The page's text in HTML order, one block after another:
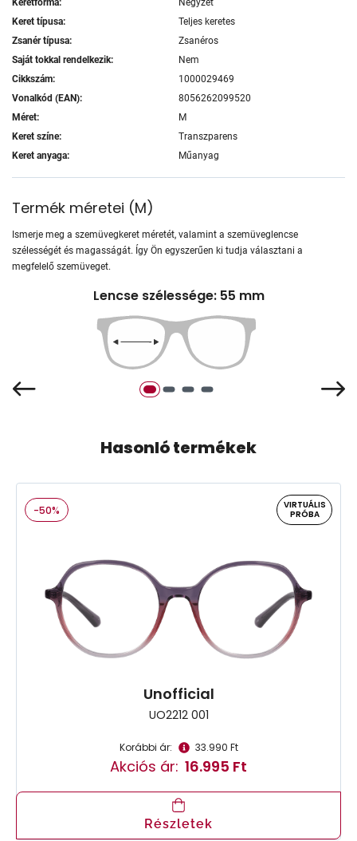
Keretforma:
Négyzet
Keret típusa:
Teljes keretes
Zsanér típusa:
Zsanéros
Saját tokkal rendelkezik:
Nem
Cikkszám:
1000029469
Vonalkód (EAN):
8056262099520
Méret:
M
Keret színe:
Transzparens
Keret anyaga:
Műanyag
Termék méretei (M)
Ismerje meg a szemüvegkeret méretét, valamint a szemüveglencse
szélességét és magasságát. Így Ön egyszerűen ki tudja választani a
megfelelő szemüveget.
Lencse szélessége: 55 mm
Hasonló termékek
-50%
VIRTUÁLIS
PRÓBA
Unofficial
UO2212 001
Korábbi ár: 33.990 Ft
Akciós ár: 16.995 Ft
Részletek